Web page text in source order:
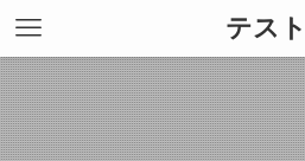
テスト